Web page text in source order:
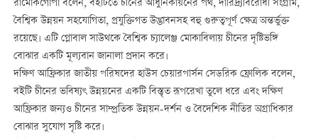
রামোকগোপা বলেন, বইটিতে চীনের আধুনিকায়নের পথ, দারিদ্র্যবিরোধী সংগ্রাম,
বৈশ্বিক উন্নয়ন সহযোগিতা, প্রযুক্তিগত উদ্ভাবনসহ বহু গুরুত্বপূর্ণ ক্ষেত্র অন্তর্ভুক্ত
রয়েছে। এটি গ্লোবাল সাউথকে বৈশ্বিক চ্যালেঞ্জ মোকাবিলায় চীনের দৃষ্টিভঙ্গি
বোঝার একটি মূল্যবান জানালা প্রদান করে।
দক্ষিণ আফ্রিকার জাতীয় পরিষদের হাউস চেয়ারপার্সন সেডরিক ফ্রোলিক বলেন,
বইটি চীনের ভবিষ্যৎ উন্নয়নের একটি বিস্তৃত রূপরেখা তুলে ধরে এবং দক্ষিণ
আফ্রিকার জন্যও চীনের সাম্প্রতিক উন্নয়ন-দর্শন ও বৈদেশিক নীতির অগ্রাধিকার
বোঝার সুযোগ সৃষ্টি করে।